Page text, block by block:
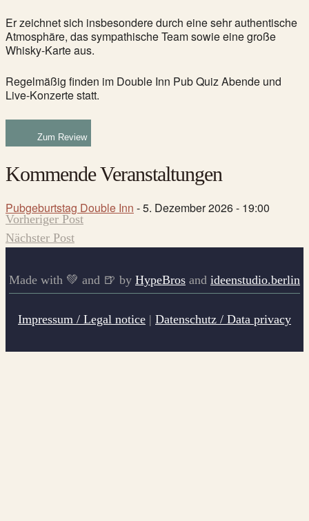
Er zeichnet sich insbesondere durch eine sehr authentische
Atmosphäre, das sympathische Team sowie eine große
Whisky-Karte aus.
Regelmäßig finden im Double Inn Pub Quiz Abende und
Live-Konzerte statt.
Zum Review
Kommende Veranstaltungen
Pubgeburtstag Double Inn - 5. Dezember 2026 - 19:00
Vorheriger Post
Nächster Post
Made with 💚 and 🍺 by HypeBros and ideenstudio.berlin
Impressum / Legal notice | Datenschutz / Data privacy